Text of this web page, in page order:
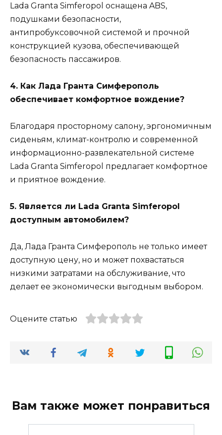
Lada Granta Simferopol оснащена ABS,
подушками безопасности,
антипробуксовочной системой и прочной
конструкцией кузова, обеспечивающей
безопасность пассажиров.
4. Как Лада Гранта Симферополь
обеспечивает комфортное вождение?
Благодаря просторному салону, эргономичным
сиденьям, климат-контролю и современной
информационно-развлекательной системе
Lada Granta Simferopol предлагает комфортное
и приятное вождение.
5. Является ли Lada Granta Simferopol
доступным автомобилем?
Да, Лада Гранта Симферополь не только имеет
доступную цену, но и может похвастаться
низкими затратами на обслуживание, что
делает ее экономически выгодным выбором.
Оцените статью
Вам также может понравиться